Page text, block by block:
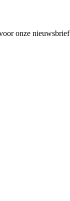
onze nieuwsbrief